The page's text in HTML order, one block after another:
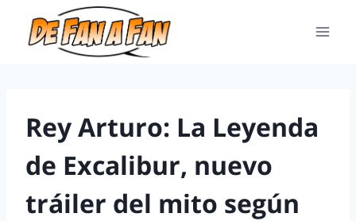
Rey Arturo: La Leyenda
de Excalibur, nuevo
tráiler del mito según